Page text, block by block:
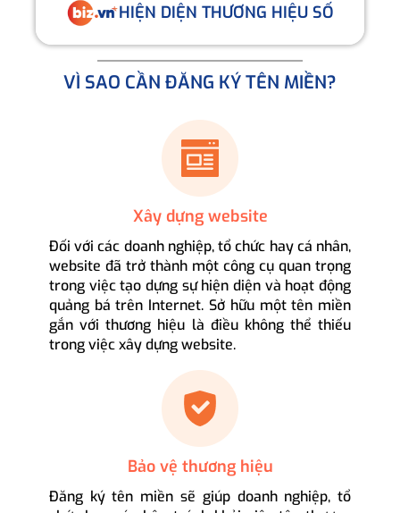
HIỆN DIỆN THƯƠNG HIỆU SỐ
VÌ SAO CẦN ĐĂNG KÝ TÊN MIỀN?
Xây dựng website
Đối với các doanh nghiệp, tổ chức hay cá nhân,
website đã trở thành một công cụ quan trọng
trong việc tạo dựng sự hiện diện và hoạt động
quảng bá trên Internet. Sở hữu một tên miền
gắn với thương hiệu là điều không thể thiếu
trong việc xây dựng website.
Bảo vệ thương hiệu
Đăng ký tên miền sẽ giúp doanh nghiệp, tổ